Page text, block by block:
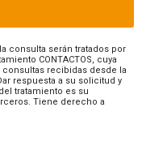
consulta serán tratados por
CONTACTOS, cuya
recibidas desde la
respuesta a su solicitud y
tratamiento es su
Tiene derecho a